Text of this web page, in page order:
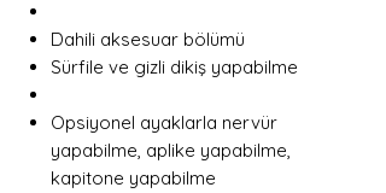
Dahili aksesuar bölümü
Sürfile ve gizli dikiş yapabilme
Opsiyonel ayaklarla nervür
yapabilme, aplike yapabilme,
kapitone yapabilme